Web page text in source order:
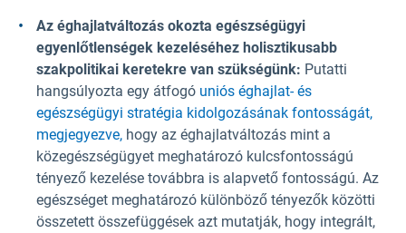
Az éghajlatváltozás okozta egészségügyi
egyenlőtlenségek kezeléséhez holisztikusabb
szakpolitikai keretekre van szükségünk: Putatti
hangsúlyozta egy átfogó uniós éghajlat- és
egészségügyi stratégia kidolgozásának fontosságát,
megjegyezve, hogy az éghajlatváltozás mint a
közegészségügyet meghatározó kulcsfontosságú
tényező kezelése továbbra is alapvető fontosságú. Az
egészséget meghatározó különböző tényezők közötti
összetett összefüggések azt mutatják, hogy integrált,